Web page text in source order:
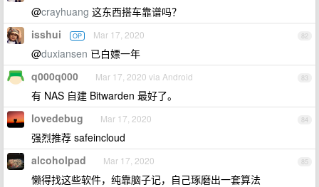
@crayhuang 这东西搭车靠谱吗？
82
isshui OP Mar 17, 2020
@duxiansen 已白嫖一年
83
q000q000 Mar 17, 2020 via Android
有 NAS 自建 Bitwarden 最好了。
84
lovedebug Mar 17, 2020
强烈推荐 safeincloud
85
alcoholpad Mar 17, 2020
懒得找这些软件，纯靠脑子记，自己琢磨出一套算法